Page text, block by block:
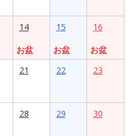
14
お盆
15
お盆
16
お盆
21 22 23
28 29 30